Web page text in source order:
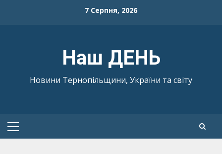
7 Серпня, 2026
Наш ДЕНЬ
Новини Тернопільщини, України та світу
Primary